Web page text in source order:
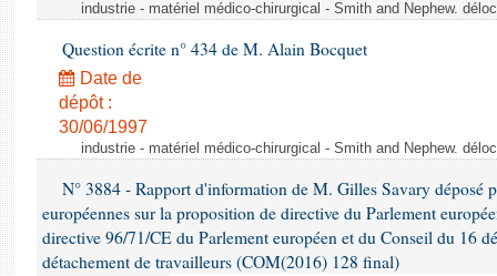
industrie - matériel médico-chirurgical - Smith and Nephew.
Question écrite n° 434 de M. Alain Bocquet
Date de
dépôt :
30/06/1997
industrie - matériel médico-chirurgical - Smith and Nephew.
N° 3884 - Rapport d'information de M. Gilles Savary déposé
européennes sur la proposition de directive du Parlement
directive 96/71/CE du Parlement européen et du Conseil du 16
détachement de travailleurs (COM(2016) 128 final)